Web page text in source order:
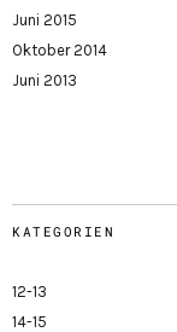
Juni 2015
Oktober 2014
Juni 2013
KATEGORIEN
12-13
14-15